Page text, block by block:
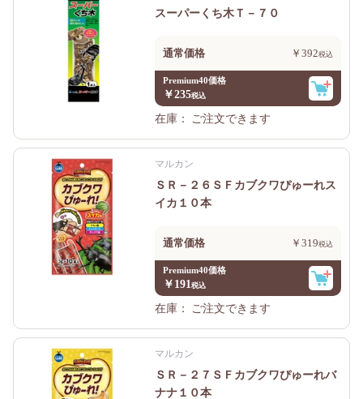
スーパーくち木Ｔ－７０
通常価格 ￥392
Premium40価格
￥235
在庫：
ご注文できます
マルカン
ＳＲ－２６ＳＦカブクワぴゅーれス
イカ１０本
通常価格 ￥319
Premium40価格
￥191
在庫：
ご注文できます
マルカン
ＳＲ－２７ＳＦカブクワぴゅーれバ
ナナ１０本